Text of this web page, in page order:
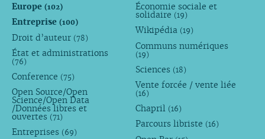
Europe (102)
Entreprise (100)
Droit d’auteur (78)
État et administrations
(76)
Conference (75)
Open Source/Open
Science/Open Data
/Données libres et
ouvertes (71)
Entreprises (69)
Économie sociale et
solidaire (19)
Wikipédia (19)
Communs numériques
(19)
Sciences (18)
Vente forcée / vente liée
(16)
Chapril (16)
Parcours libriste (16)